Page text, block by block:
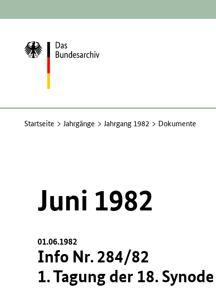
Zur
Startseite
Startseite Jahrgänge Jahrgang 1982 Dokumente
Juni 1982
01.06.1982
Info Nr. 284/82
1. Tagung der 18.